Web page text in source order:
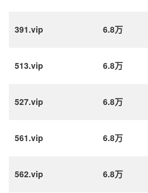
391.vip 6.8万
513.vip 6.8万
527.vip 6.8万
561.vip 6.8万
562.vip 6.8万